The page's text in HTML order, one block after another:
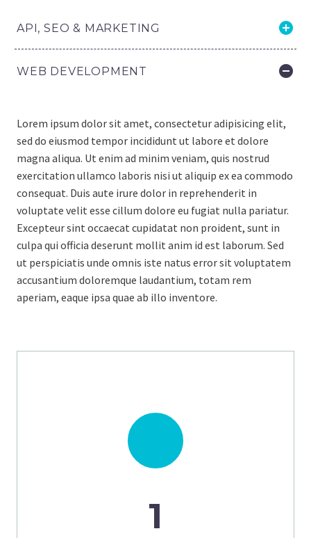
API, SEO & MARKETING
WEB DEVELOPMENT
Lorem ipsum dolor sit amet, consectetur adipisicing elit,
sed do eiusmod tempor incididunt ut labore et dolore
magna aliqua. Ut enim ad minim veniam, quis nostrud
exercitation ullamco laboris nisi ut aliquip ex ea commodo
consequat. Duis aute irure dolor in reprehenderit in
voluptate velit esse cillum dolore eu fugiat nulla pariatur.
Excepteur sint occaecat cupidatat non proident, sunt in
culpa qui officia deserunt mollit anim id est laborum. Sed
ut perspiciatis unde omnis iste natus error sit voluptatem
accusantium doloremque laudantium, totam rem
aperiam, eaque ipsa quae ab illo inventore.
1